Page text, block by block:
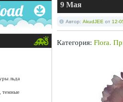
льда
темные
9 Мая
Автор: AkudJEE от 12-
Категория: Flora.